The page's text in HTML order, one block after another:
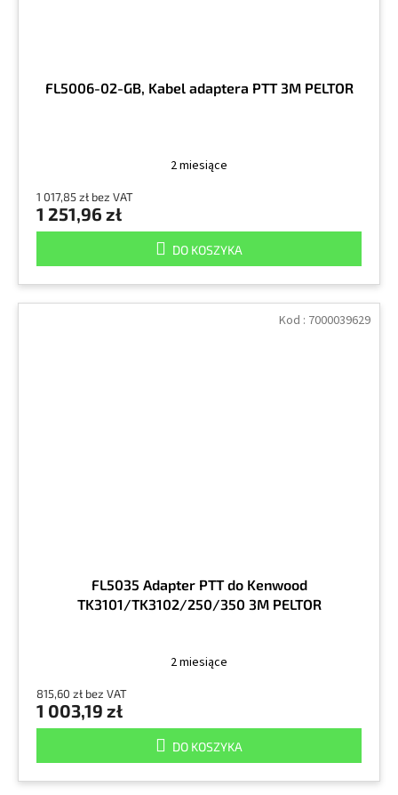
FL5006-02-GB, Kabel adaptera PTT 3M PELTOR
2 miesiące
1 017,85 zł bez VAT
1 251,96 zł
DO KOSZYKA
FL5035 Adapter PTT do Kenwood
TK3101/TK3102/250/350 3M PELTOR
2 miesiące
815,60 zł bez VAT
1 003,19 zł
DO KOSZYKA
Kod : 7000039629